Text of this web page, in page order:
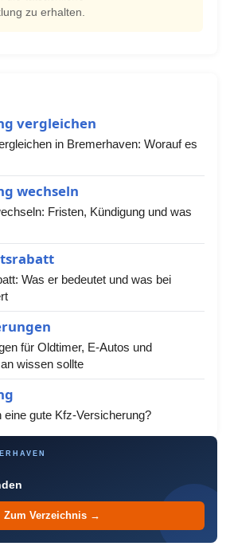
zu erhalten.
vergleichen
in Bremerhaven: Worauf es
wechseln
Fristen, Kündigung und was
Was er bedeutet und was bei
für Oldtimer, E-Autos und
wissen sollte
gute Kfz-Versicherung?
Zum Verzeichnis →